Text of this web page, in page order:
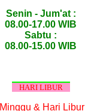
Senin - Jum'at :
08.00-17.00 WIB
Sabtu :
08.00-15.00 WIB
HARI LIBUR
Minggu & Hari Libur